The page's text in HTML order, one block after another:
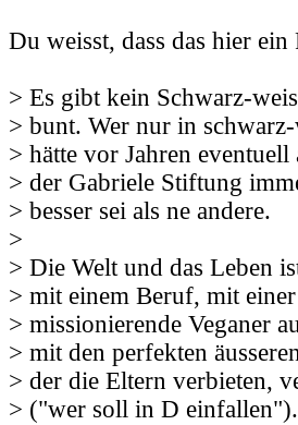
Du weisst, dass das hier
> Es gibt kein Schwarz-
> bunt. Wer nur in
> hätte vor Jahren
> der Gabriele Stiftung
> besser sei als ne andere.
>
> Die Welt und das Leben
> mit einem Beruf, mit
> missionierende Veganer
> mit den perfekten
> der die Eltern verbieten,
> ("wer soll in D einfallen").